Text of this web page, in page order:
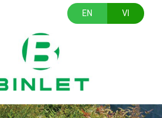
EN VI